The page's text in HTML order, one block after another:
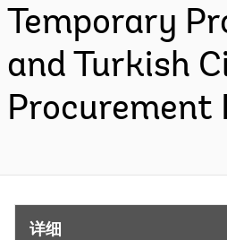
Temporary
and Turkish
Procurement
详细